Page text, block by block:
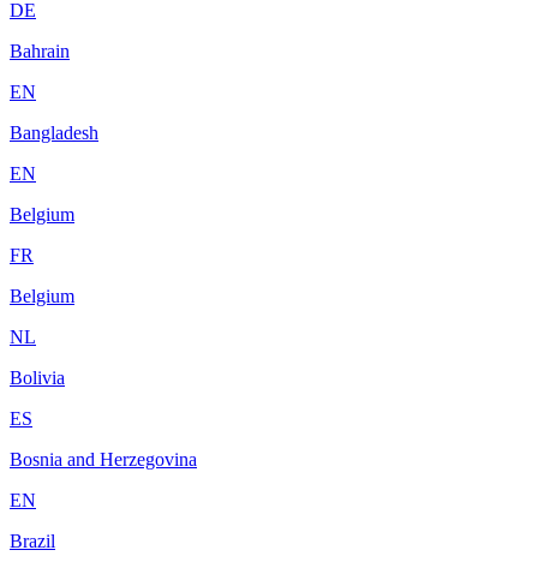
DE
Bahrain
EN
Bangladesh
EN
Belgium
FR
Belgium
NL
Bolivia
ES
Bosnia and Herzegovina
EN
Brazil